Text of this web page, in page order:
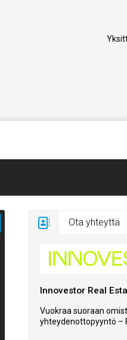
Ota yhteyttä
Innovestor Real
Vuokraa suoraan
yhteydenottopyyntö –